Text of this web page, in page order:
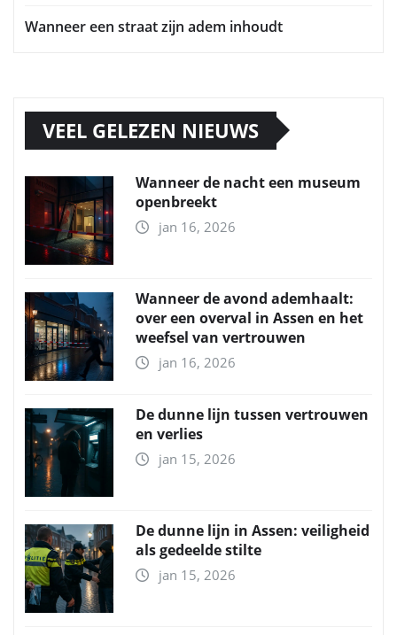
Wanneer een straat zijn adem inhoudt
VEEL GELEZEN NIEUWS
Wanneer de nacht een museum
openbreekt
jan 16, 2026
Wanneer de avond ademhaalt:
over een overval in Assen en het
weefsel van vertrouwen
jan 16, 2026
De dunne lijn tussen vertrouwen
en verlies
jan 15, 2026
De dunne lijn in Assen: veiligheid
als gedeelde stilte
jan 15, 2026